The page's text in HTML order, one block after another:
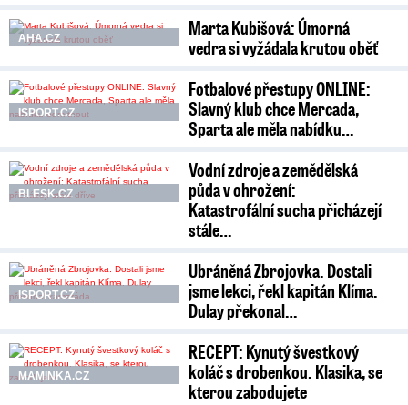
AHA.CZ
Marta Kubišová: Úmorná
vedra si vyžádala krutou oběť
ISPORT.CZ
Fotbalové přestupy ONLINE:
Slavný klub chce Mercada,
Sparta ale měla nabídku…
BLESK.CZ
Vodní zdroje a zemědělská
půda v ohrožení:
Katastrofální sucha přicházejí
stále…
ISPORT.CZ
Ubráněná Zbrojovka. Dostali
jsme lekci, řekl kapitán Klíma.
Dulay překonal…
MAMINKA.CZ
RECEPT: Kynutý švestkový
koláč s drobenkou. Klasika, se
kterou zabodujete